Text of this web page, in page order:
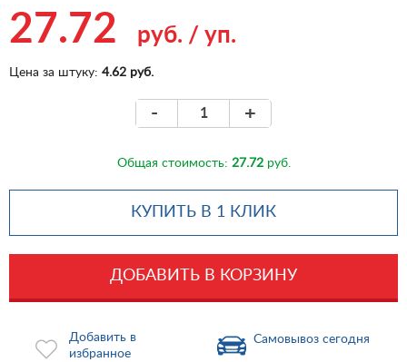
27.72 руб. / уп.
Цена за штуку: 4.62 руб.
- +
Общая стоимость: 27.72руб.
КУПИТЬ В 1 КЛИК
ДОБАВИТЬ В КОРЗИНУ
Добавить в
избранное
Самовывоз сегодня